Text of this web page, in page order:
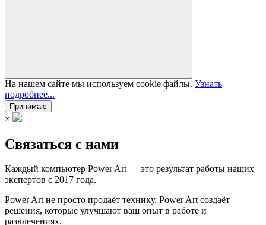
На нашем сайте мы используем cookie файлы. Узнать
подробнее...
Принимаю
×
Связаться с нами
Каждый компьютер Power Art — это результат работы наших
экспертов с 2017 года.
Power Art не просто продаёт технику, Power Art создаёт
решения, которые улучшают ваш опыт в работе и
развлечениях.